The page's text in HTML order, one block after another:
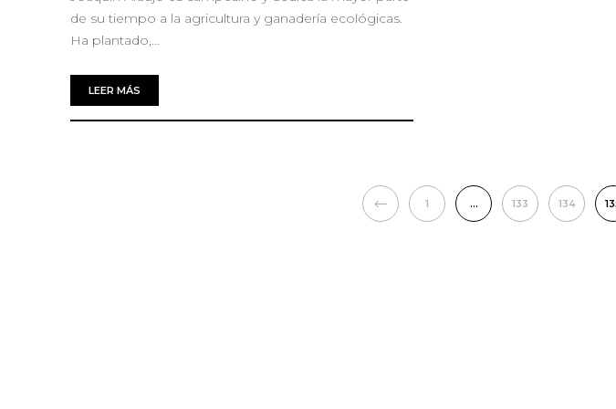
de su tiempo a la agricultura y ganadería ecológicas.
Ha plantado,…
LEER MÁS
1 … 133 134